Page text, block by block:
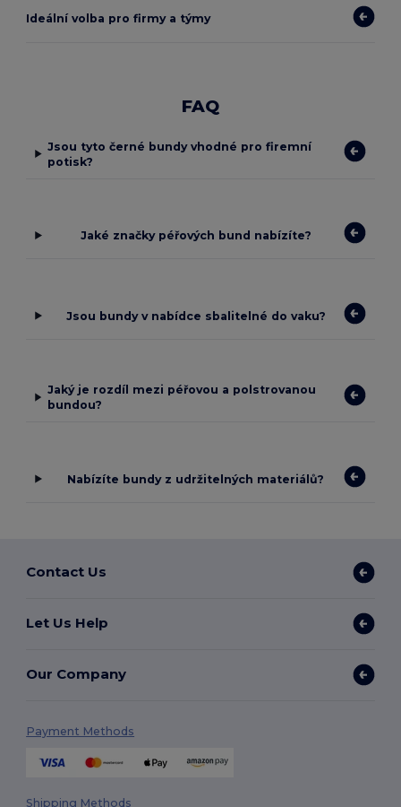
Ideální volba pro firmy a týmy
FAQ
Jsou tyto černé bundy vhodné pro firemní
potisk?
Jaké značky péřových bund nabízíte?
Jsou bundy v nabídce sbalitelné do vaku?
Jaký je rozdíl mezi péřovou a polstrovanou
bundou?
Nabízíte bundy z udržitelných materiálů?
Contact Us
Let Us Help
Our Company
Payment Methods
Shipping Methods